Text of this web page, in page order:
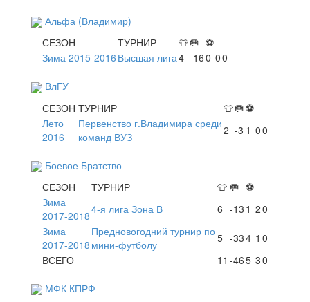
Альфа (Владимир)
СЕЗОН
ТУРНИР 👕🥅 ⚽
Зима 2015-2016 Высшая лига4 -160 00
ВлГУ
СЕЗОН ТУРНИР 👕🥅⚽
Лето
2016
Первенство г.Владимира среди
команд ВУЗ
2 -3 1 00
Боевое Братство
СЕЗОН
ТУРНИР 👕 🥅 ⚽
Зима
2017-20184-я лига Зона В 6 -13 1 20
Зима
2017-2018
Предновогодний турнир по
мини-футболу
5 -334 1 0
ВСЕГО
11 -465 30
МФК КПРФ